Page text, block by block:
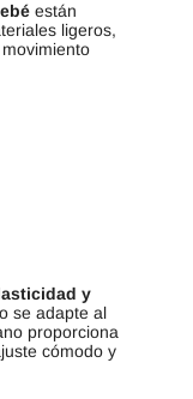
están
ligeros,
y
se adapte al
proporciona
cómodo y